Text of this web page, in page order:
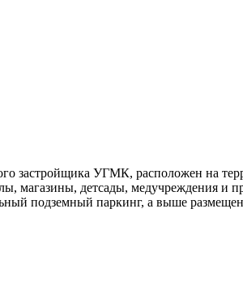
застройщика УГМК, расположен на
магазины, детсады, медучреждения
подземный паркинг, а выше